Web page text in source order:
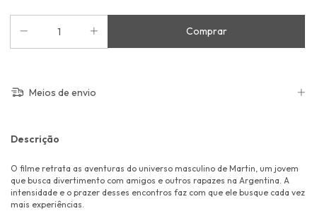
Meios de envio
Descrição
O filme retrata as aventuras do universo masculino de Martin, um jovem
que busca divertimento com amigos e outros rapazes na Argentina. A
intensidade e o prazer desses encontros faz com que ele busque cada vez
mais experiências.